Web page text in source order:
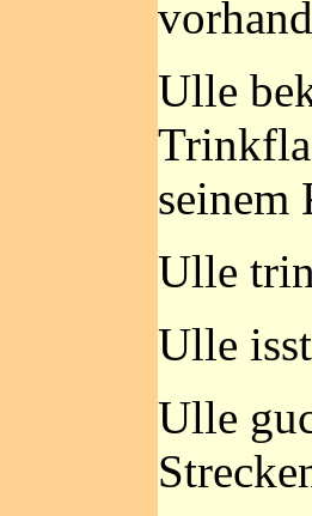
Ulle
seinem
Ulle
Ulle
Ulle